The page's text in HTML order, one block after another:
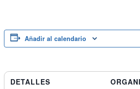
Añadir al calendario
DETALLES